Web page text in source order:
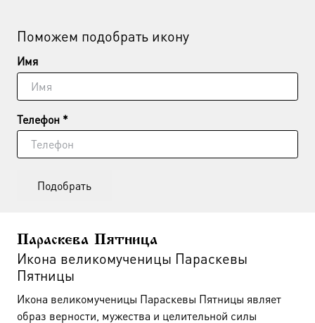
Поможем подобрать икону
Имя
Телефон *
Подобрать
Параскева Пятница
Икона великомученицы Параскевы
Пятницы
Икона великомученицы Параскевы Пятницы являет
образ верности, мужества и целительной силы